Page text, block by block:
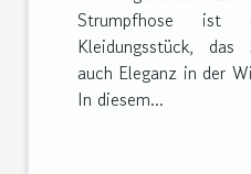
Strumpfhose ist
Kleidungsstück,
auch Eleganz in der
In diesem...